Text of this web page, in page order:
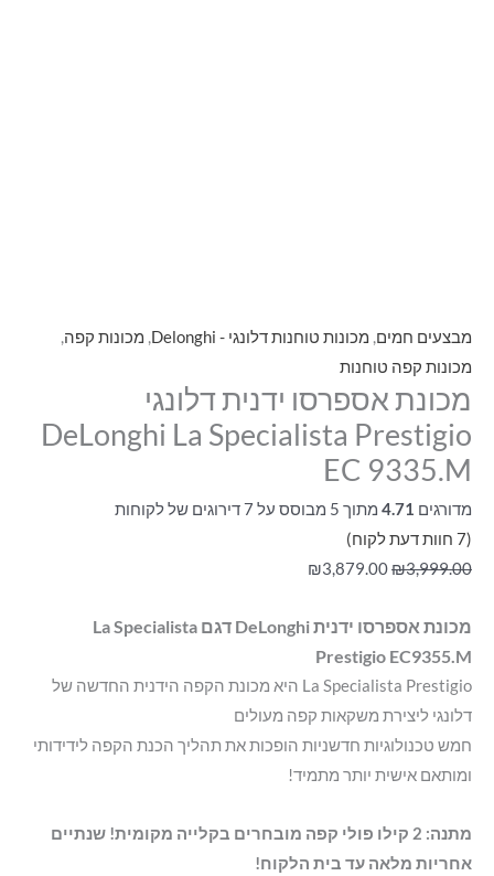
מבצעים חמים, מכונות טוחנות דלונגי - Delonghi , מכונות קפה,
מכונות קפה טוחנות
מכונת אספרסו ידנית דלונגי
DeLonghi La Specialista Prestigio
EC 9335.M
מדורגים 4.71 מתוך 5 מבוסס על 7דירוגים של לקוחות
(
7 חוות דעת לקוח)
₪3,999.00
₪3,879.00
מכונת אספרסו ידנית DeLonghi דגם La Specialista
Prestigio EC9355.M
La Specialista Prestigio היא מכונת הקפה הידנית החדשה של
דלונגי ליצירת משקאות קפה מעולים
חמש טכנולוגיות חדשניות הופכות את תהליך הכנת הקפה לידידותי
ומותאם אישית יותר מתמיד!
מתנה: 2 קילו פולי קפה מובחרים בקלייה מקומית! שנתיים
אחריות מלאה עד בית הלקוח!